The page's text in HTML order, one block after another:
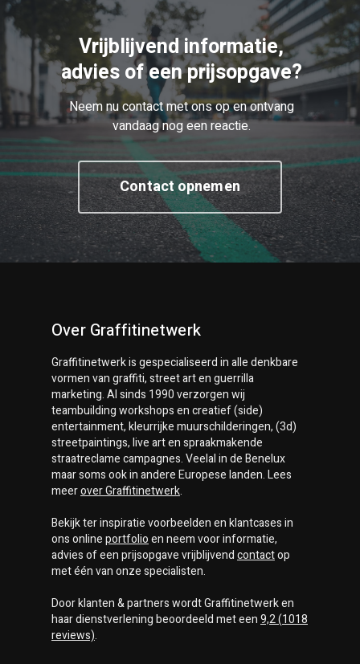
Vrijblijvend informatie,
advies of een prijsopgave?
Neem nu contact met ons op en ontvang
vandaag nog een reactie.
Contact opnemen
Over Graffitinetwerk
Graffitinetwerkis gespecialiseerd in alle denkbare
vormen van graffiti, street art en guerrilla
marketing. Al sinds 1990 verzorgen wij
teambuilding workshops en creatief (side)
entertainment, kleurrijke muurschilderingen, (3d)
streetpaintings, live art en spraakmakende
straatreclame campagnes. Veelal in de Benelux
maar soms ook in andere Europese landen. Lees
meeroverGraffitinetwerk.
Bekijk ter inspiratie voorbeelden en klantcases in
ons onlineportfolioen neem voor informatie,
advies of een prijsopgave vrijblijvendcontactop
met één van onze specialisten.
Door klanten & partners wordtGraffitinetwerken
haar dienstverlening beoordeeld met een9,2(1018
reviews).